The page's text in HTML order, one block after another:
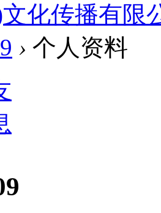
化传播有限
› 个人资料